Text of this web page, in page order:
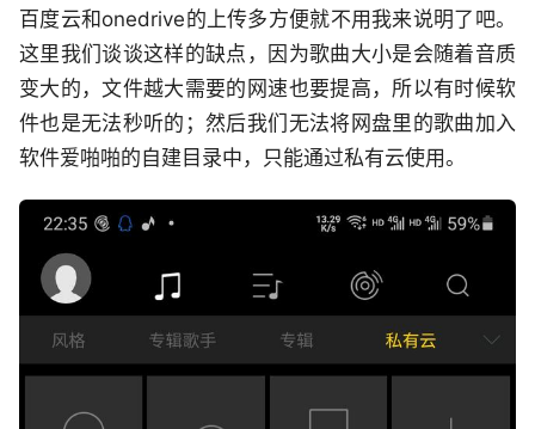
百度云和onedrive的上传多方便就不用我来说明了吧。
这里我们谈谈这样的缺点，因为歌曲大小是会随着音质
变大的，文件越大需要的网速也要提高，所以有时候软
件也是无法秒听的；然后我们无法将网盘里的歌曲加入
软件爱啪啪的自建目录中，只能通过私有云使用。